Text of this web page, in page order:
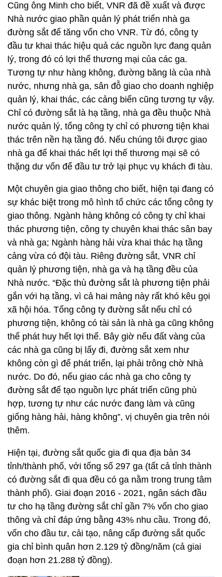
Cũng ông Minh cho biết, VNR đã đề xuất và được
Nhà nước giao phần quản lý phát triển nhà ga
đường sắt để tăng vốn cho VNR. Từ đó, công ty
đầu tư khai thác hiệu quả các nguồn lực đang quản
lý, trong đó có lợi thế thương mại của các ga.
Tương tự như hàng không, đường băng là của nhà
nước, nhưng nhà ga, sân đỗ giao cho doanh nghiệp
quản lý, khai thác, các cảng biển cũng tương tự vậy.
Chỉ có đường sắt là hạ tầng, nhà ga đều thuộc Nhà
nước quản lý, tổng công ty chỉ có phương tiện khai
thác trên nền hạ tầng đó. Nếu chúng tôi được giao
nhà ga để khai thác hết lợi thế thương mại sẽ có
thặng dư vốn để đầu tư trở lại phục vụ khách đi tàu.
Một chuyên gia giao thông cho biết, hiện tại đang có
sự khác biệt trong mô hình tổ chức các tổng công ty
giao thông. Ngành hàng không có công ty chỉ khai
thác phương tiện, công ty chuyên khai thác sân bay
và nhà ga; Ngành hàng hải vừa khai thác hạ tầng
cảng vừa có đội tàu. Riêng đường sắt, VNR chỉ
quản lý phương tiện, nhà ga và hạ tầng đều của
Nhà nước. “Đặc thù đường sắt là phương tiện phải
gắn với hạ tầng, vì cả hai mảng này rất khó kêu gọi
xã hội hóa. Tổng công ty đường sắt nếu chỉ có
phương tiện, không có tài sản là nhà ga cũng không
thể phát huy hết lợi thế. Bây giờ nếu đất vàng của
các nhà ga cũng bị lấy đi, đường sắt xem như
không còn gì để phát triển, lại phải trông chờ Nhà
nước. Do đó, nếu giao các nhà ga cho công ty
đường sắt để tạo nguồn lực phát triển cũng phù
hợp, tương tự như các nước đang làm và cũng
giống hàng hải, hàng không”, vị chuyên gia trên nói
thêm.
Hiện tại, đường sắt quốc gia đi qua địa bàn 34
tỉnh/thành phố, với tổng số 297 ga (tất cả tỉnh thành
có đường sắt đi qua đều có ga nằm trong trung tâm
thành phố). Giai đoạn 2016 - 2021, ngân sách đầu
tư cho hạ tầng đường sắt chỉ gần 7% vốn cho giao
thông và chỉ đáp ứng bằng 43% nhu cầu. Trong đó,
vốn cho đầu tư, cải tạo, nâng cấp đường sắt quốc
gia chỉ bình quân hơn 2.129 tỷ đồng/năm (cả giai
đoạn hơn 21.288 tỷ đồng).